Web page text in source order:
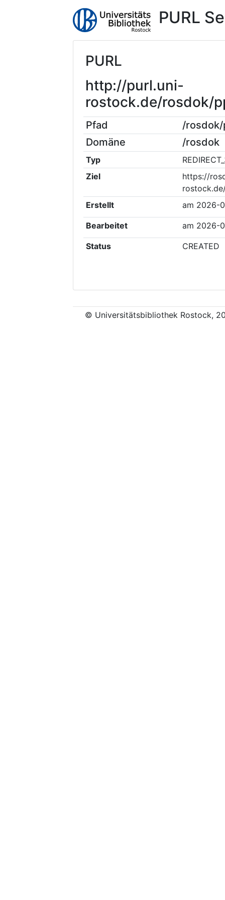
PURL
PURL
http://purl.uni-
rostock.de/rosdok/
Pfad
/rosdok/
Domäne
/rosdok
Typ
Ziel
https://
Erstellt
am 2026-
Bearbeitet am 2026-
Status CREATED
© Universitätsbibliothek Rostock,